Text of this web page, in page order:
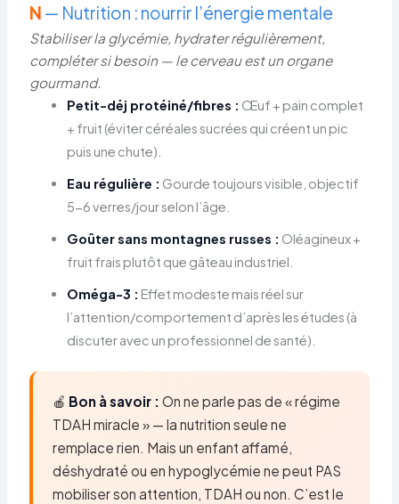
N — Nutrition : nourrir l’énergie mentale
Stabiliser la glycémie, hydrater régulièrement,
compléter si besoin — le cerveau est un organe
gourmand.
Petit-déj protéiné/fibres : Œuf + pain complet
+ fruit (éviter céréales sucrées qui créent un pic
puis une chute).
Eau régulière : Gourde toujours visible, objectif
5-6 verres/jour selon l’âge.
Goûter sans montagnes russes : Oléagineux +
fruit frais plutôt que gâteau industriel.
Oméga-3 : Effet modeste mais réel sur
l’attention/comportement d’après les études (à
discuter avec un professionnel de santé).
🍎 Bon à savoir : On ne parle pas de « régime
TDAH miracle » — la nutrition seule ne
remplace rien. Mais un enfant affamé,
déshydraté ou en hypoglycémie ne peut PAS
mobiliser son attention, TDAH ou non. C’est le